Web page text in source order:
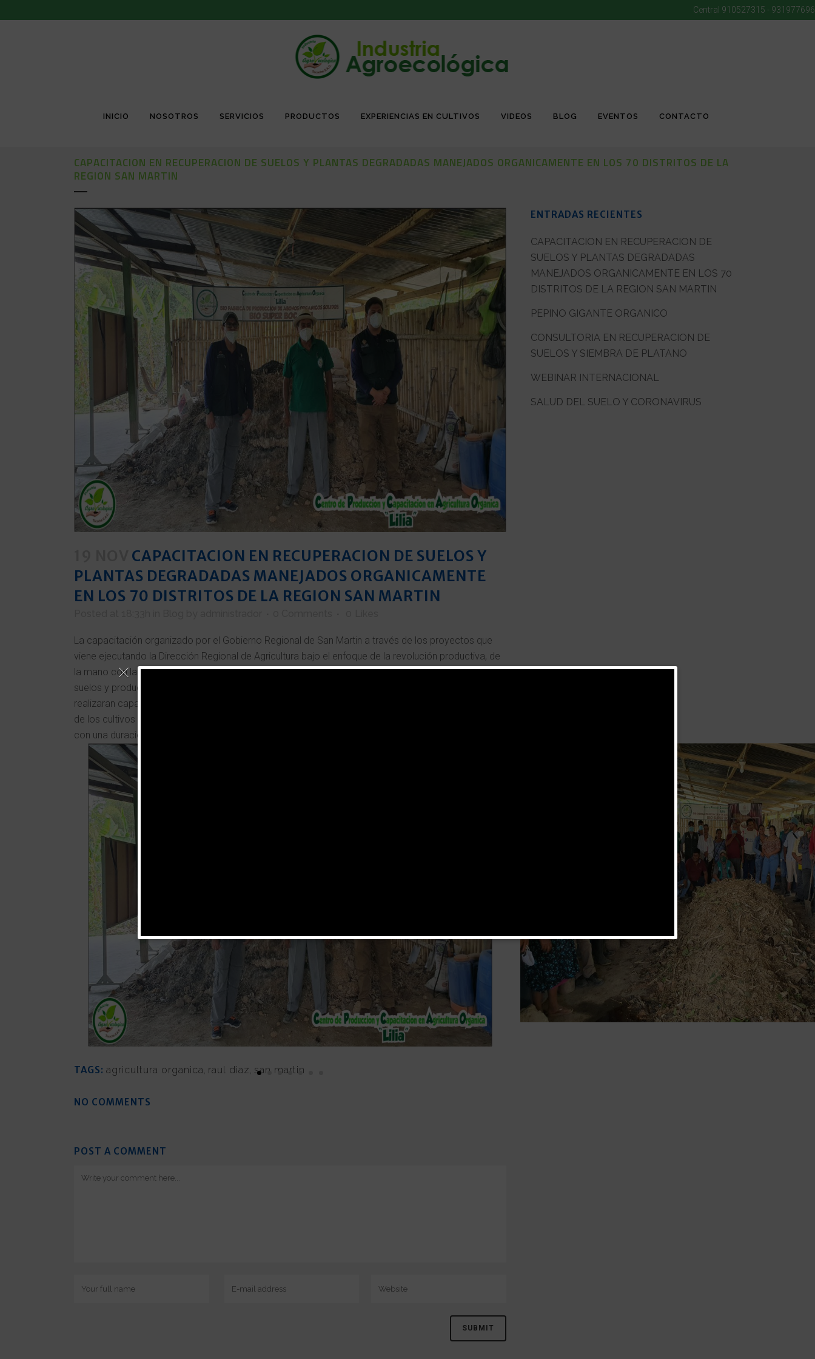
Central 910527315 - 931977696
INICIO NOSOTROS SERVICIOS PRODUCTOS EXPERIENCIAS EN CULTIVOS VIDEOS BLOG EVENTOS CONTACTO
CAPACITACION EN RECUPERACION DE SUELOS Y PLANTAS DEGRADADAS MANEJADOS ORGANICAMENTE EN LOS 70 DISTRITOS DE LA
REGION SAN MARTIN
CAPACITACION EN RECUPERACION DE SUELOS Y
PLANTAS DEGRADADAS MANEJADOS ORGANICAMENTE
EN LOS 70 DISTRITOS DE LA REGION SAN MARTIN
La capacitación organizado por el Gobierno Regional de San Martin a través de los proyectos que
viene ejecutando la Dirección Regional de Agricultura bajo el enfoque de la revolución productiva, de
la mano con la empresa Industria Agroecologica Tocache S.A.C con su especialista en manejo de
suelos y producción orgánica de cultivos tropicales, andinos y costeros el Ing. Raúl Díaz Díaz,
realizaran capacitaciones en los 70 distritos de la Región San Martin en beneficio a los productores
de los cultivos de Café y Cacao, la capacitación iniciara el viernes 25 de setiembre del presente año
con una duración de 90 días.
TAGS: agricultura organica raul diaz san martin
NO COMMENTS
POST A COMMENT
ENTRADAS RECIENTES
CAPACITACION EN RECUPERACION DE
SUELOS Y PLANTAS DEGRADADAS
MANEJADOS ORGANICAMENTE EN LOS 70
DISTRITOS DE LA REGION SAN MARTIN
PEPINO GIGANTE ORGANICO
CONSULTORIA EN RECUPERACION DE
SUELOS Y SIEMBRA DE PLATANO
WEBINAR INTERNACIONAL
SALUD DEL SUELO Y CORONAVIRUS